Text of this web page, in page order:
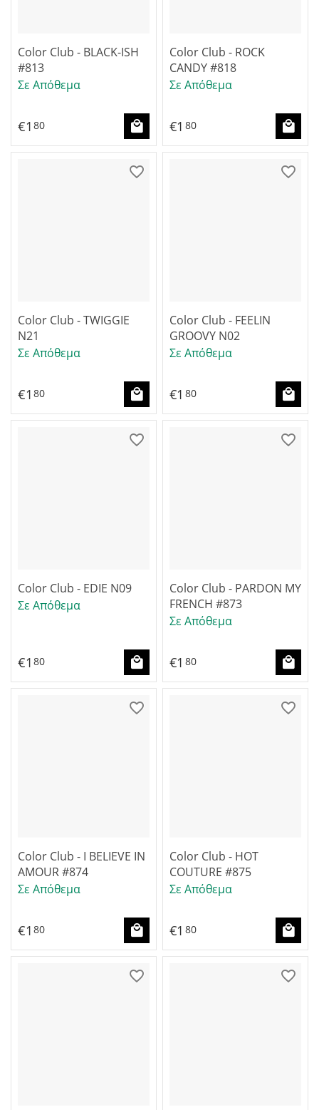
Color Club - BLACK-ISH
#813
Σε Απόθεμα
€1 80
Color Club - ROCK
CANDY #818
Σε Απόθεμα
€1 80
Color Club - TWIGGIE
N21
Σε Απόθεμα
€1 80
Color Club - FEELIN
GROOVY N02
Σε Απόθεμα
€1 80
Color Club - EDIE N09
Σε Απόθεμα
€1 80
Color Club - PARDON MY
FRENCH #873
Σε Απόθεμα
€1 80
Color Club - I BELIEVE IN
AMOUR #874
Σε Απόθεμα
€1 80
Color Club - HOT
COUTURE #875
Σε Απόθεμα
€1 80